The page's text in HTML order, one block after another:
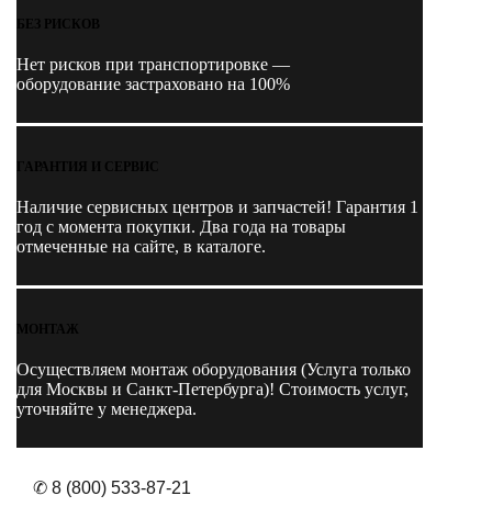
БЕЗ РИСКОВ
Нет рисков при транспортировке —
оборудование застраховано на 100%
ГАРАНТИЯ И СЕРВИС
Наличие сервисных центров и запчастей! Гарантия 1
год с момента покупки. Два года на товары
отмеченные на сайте, в каталоге.
МОНТАЖ
Осуществляем монтаж оборудования (Услуга только
для Москвы и Санкт-Петербурга)! Стоимость услуг,
уточняйте у менеджера.
✆ 8 (800) 533-87-21